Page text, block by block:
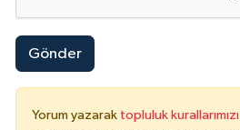
Gönder
Yorum yazarak topluluk kurallarımızı